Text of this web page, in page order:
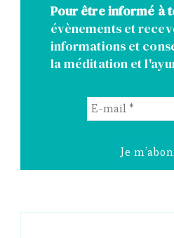
Pour être informé à
évènements et
informations et
la méditation et
*